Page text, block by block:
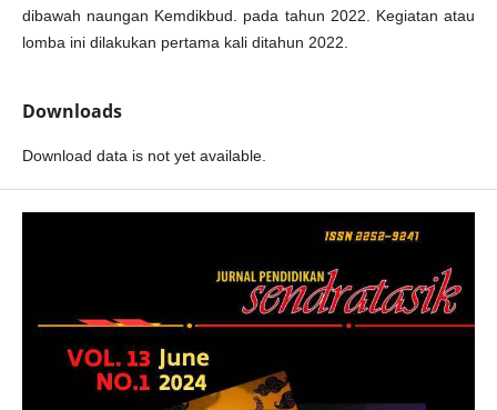
dibawah naungan Kemdikbud. pada tahun 2022. Kegiatan atau
lomba ini dilakukan pertama kali ditahun 2022.
Downloads
Download data is not yet available.